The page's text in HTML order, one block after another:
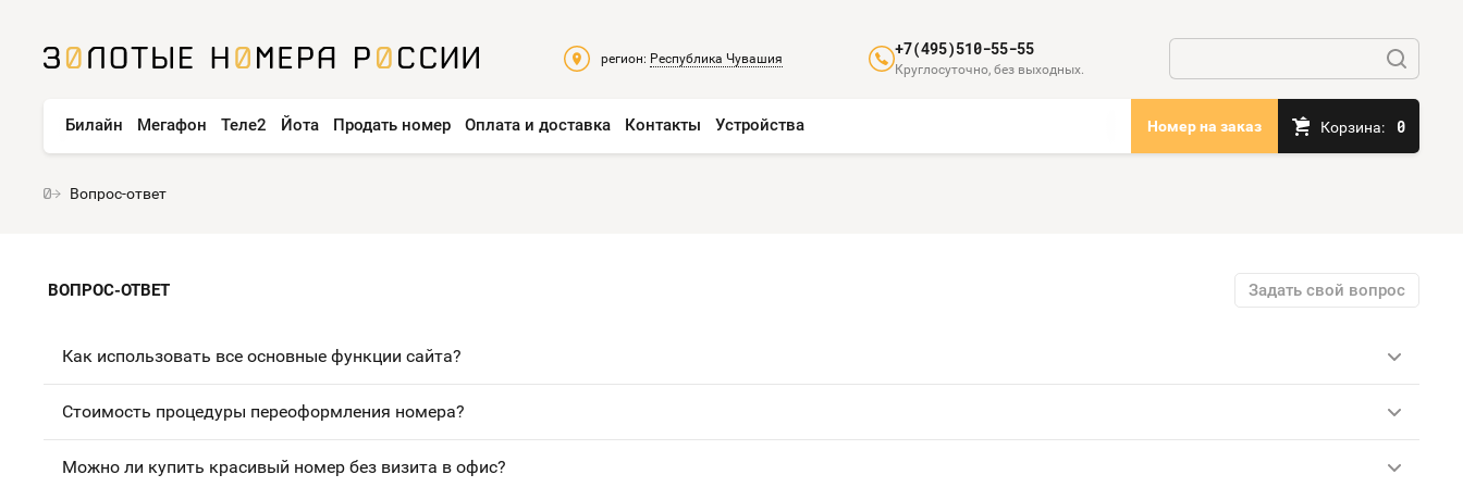
регион: Республика Чувашия +7(495)510-55-55
Круглосуточно, без выходных.
Билайн Мегафон Теле2 Йота Продать номер Оплата и доставка Контакты Устройства Номер на заказ Корзина: 0
Вопрос-ответ
ВОПРОС-ОТВЕТ Задать свой вопрос
Как использовать все основные функции сайта?
Стоимость процедуры переоформления номера?
Можно ли купить красивый номер без визита в офис?